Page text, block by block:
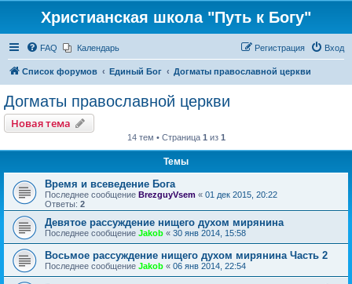
Христианская школа "Путь к Богу"
FAQ Календарь Вход
Регистрация
Список форумов Единый Бог Догматы православной церкви
Догматы православной церкви
Новая тема
14 тем • Страница 1 из 1
Темы
Время и всеведение Бога
Последнее сообщение BrezguyVsem « 01 дек 2015, 20:22
Ответы: 2
Девятое рассуждение нищего духом мирянина
Последнее сообщение Jakob « 30 янв 2014, 15:58
Восьмое рассуждение нищего духом мирянина Часть 2
Последнее сообщение Jakob « 06 янв 2014, 22:54